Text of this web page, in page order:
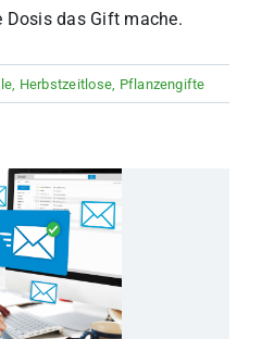
das Gift mache.
Herbstzeitlose Pflanzengifte